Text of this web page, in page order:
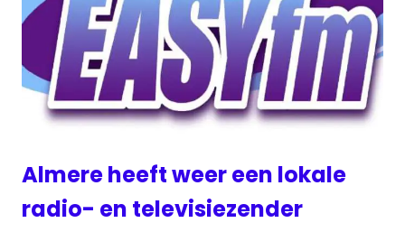
Almere heeft weer een lokale
radio- en televisiezender